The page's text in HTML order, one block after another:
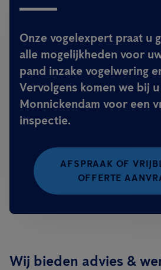
Onze vogelexpert praat u
alle mogelijkheden voor
pand inzake vogelwering
Vervolgens komen we bij
Monnickendam voor een
inspectie.
AFSPRAAK OF
OFFERTE
Wij bieden advies &